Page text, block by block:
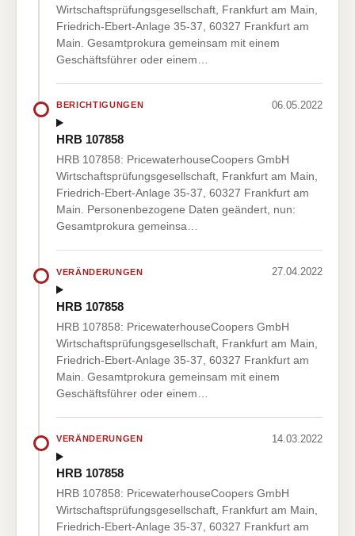
Wirtschaftsprüfungsgesellschaft, Frankfurt am Main,
Friedrich-Ebert-Anlage 35-37, 60327 Frankfurt am
Main. Gesamtprokura gemeinsam mit einem
Geschäftsführer oder einem…
BERICHTIGUNGEN 06.05.2022
HRB 107858
HRB 107858: PricewaterhouseCoopers GmbH
Wirtschaftsprüfungsgesellschaft, Frankfurt am Main,
Friedrich-Ebert-Anlage 35-37, 60327 Frankfurt am
Main. Personenbezogene Daten geändert, nun:
Gesamtprokura gemeinsa…
VERÄNDERUNGEN 27.04.2022
HRB 107858
HRB 107858: PricewaterhouseCoopers GmbH
Wirtschaftsprüfungsgesellschaft, Frankfurt am Main,
Friedrich-Ebert-Anlage 35-37, 60327 Frankfurt am
Main. Gesamtprokura gemeinsam mit einem
Geschäftsführer oder einem…
VERÄNDERUNGEN 14.03.2022
HRB 107858
HRB 107858: PricewaterhouseCoopers GmbH
Wirtschaftsprüfungsgesellschaft, Frankfurt am Main,
Friedrich-Ebert-Anlage 35-37, 60327 Frankfurt am